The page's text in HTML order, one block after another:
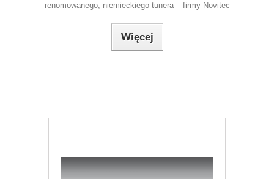
renomowanego, niemieckiego tunera – firmy Novitec
Więcej